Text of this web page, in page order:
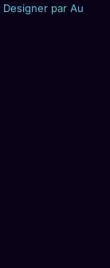
Designer par Au